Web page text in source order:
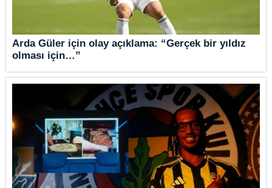
Arda Güler için olay açıklama: “Gerçek bir yıldız
olması için…”